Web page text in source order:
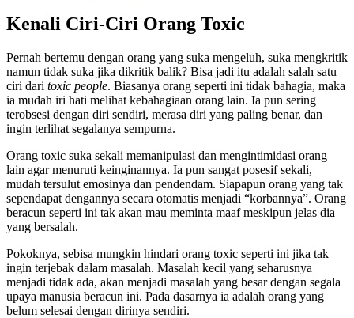
Kenali Ciri-Ciri Orang Toxic
Pernah bertemu dengan orang yang suka mengeluh, suka mengkritik
namun tidak suka jika dikritik balik? Bisa jadi itu adalah salah satu
ciri dari toxic people. Biasanya orang seperti ini tidak bahagia, maka
ia mudah iri hati melihat kebahagiaan orang lain. Ia pun sering
terobsesi dengan diri sendiri, merasa diri yang paling benar, dan
ingin terlihat segalanya sempurna.
Orang toxic suka sekali memanipulasi dan mengintimidasi orang
lain agar menuruti keinginannya. Ia pun sangat posesif sekali,
mudah tersulut emosinya dan pendendam. Siapapun orang yang tak
sependapat dengannya secara otomatis menjadi “korbannya”. Orang
beracun seperti ini tak akan mau meminta maaf meskipun jelas dia
yang bersalah.
Pokoknya, sebisa mungkin hindari orang toxic seperti ini jika tak
ingin terjebak dalam masalah. Masalah kecil yang seharusnya
menjadi tidak ada, akan menjadi masalah yang besar dengan segala
upaya manusia beracun ini. Pada dasarnya ia adalah orang yang
belum selesai dengan dirinya sendiri.